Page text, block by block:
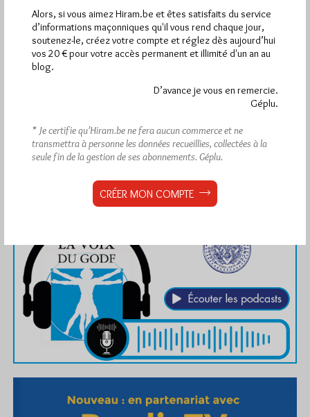
Alors, si vous aimez Hiram.be et êtes satisfaits du service
d’informations maçonniques qu'il vous rend chaque jour,
soutenez-le, créez votre compte et réglez dès aujourd’hui
vos 20 € pour votre accès permanent et illimité d'un an au
blog.
D’avance je vous en remercie.
Géplu.
* Je certifie qu’Hiram.be ne fera aucun commerce et ne
transmettra à personne les données recueillies, collectées à la
seule fin de la gestion de ses abonnements. Géplu.
CRÉER MON COMPTE